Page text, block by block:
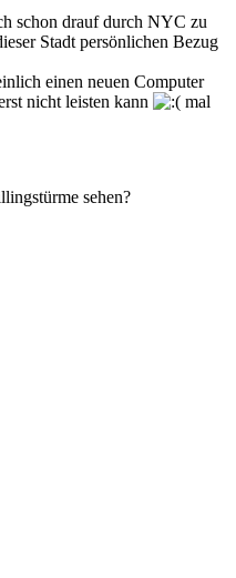
schon drauf durch NYC zu
Stadt persönlichen Bezug
einen neuen Computer
nicht leisten kann
mal
sehen?